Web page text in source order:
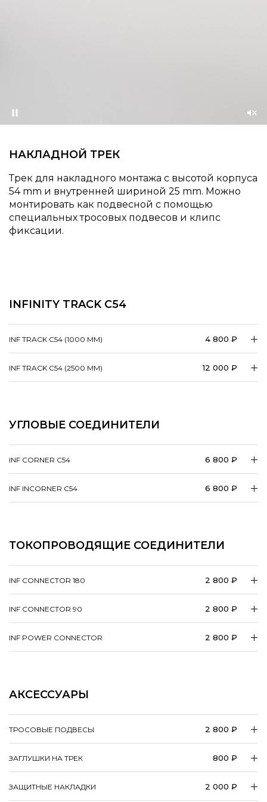
Приостановить Со
НАКЛАДНОЙ ТРЕК
Трек для накладного монтажа с высотой корпуса
54 mm и внутренней шириной 25 mm. Можно
монтировать как подвесной с помощью
специальных тросовых подвесов и клипс
фиксации.
INFINITY TRACK C54
INF TRACK C54 (1000 ММ) 4 800 ₽
INF TRACK C54 (2500 ММ) 12 000 ₽
УГЛОВЫЕ СОЕДИНИТЕЛИ
INF CORNER C54 6 800 ₽
INF INCORNER C54 6 800 ₽
ТОКОПРОВОДЯЩИЕ СОЕДИНИТЕЛИ
INF CONNECTOR 180 2 800 ₽
INF CONNECTOR 90 2 800 ₽
INF POWER CONNECTOR 2 800 ₽
АКСЕССУАРЫ
ТРОСОВЫЕ ПОДВЕСЫ 2 800 ₽
ЗАГЛУШКИ НА ТРЕК 800 ₽
ЗАЩИТНЫЕ НАКЛАДКИ 2 000 ₽